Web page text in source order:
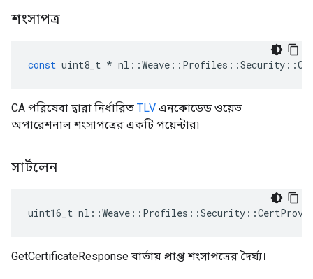
শংসাপত্র
const uint8_t * nl ::Weave :: Profiles ::Security ::
CA পরিষেবা দ্বারা নির্ধারিত TLV এনকোডেড ওয়েভ
অপারেশনাল শংসাপত্রের একটি পয়েন্টার৷
সার্টলেন
uint16_t
GetCertificateResponse বার্তায় প্রাপ্ত শংসাপত্রের দৈর্ঘ্য।